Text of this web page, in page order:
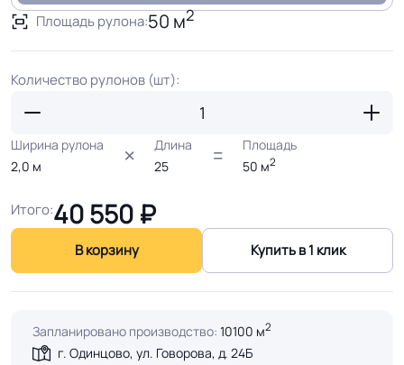
Площадь рулона:50 м2
Количество рулонов (шт):
Ширина рулона
2,0 м
Длина
25
Площадь
50 м2
Итого:40 550 ₽
В корзину Купить в 1 клик
Запланировано производство: 10100 м2
г. Одинцово, ул. Говорова, д. 24Б